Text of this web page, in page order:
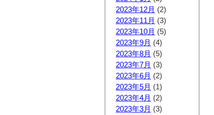
2023年12月 (2)
2023年11月 (3)
2023年10月 (5)
2023年9月 (4)
2023年8月 (5)
2023年7月 (3)
2023年6月 (2)
2023年5月 (1)
2023年4月 (2)
2023年3月 (3)